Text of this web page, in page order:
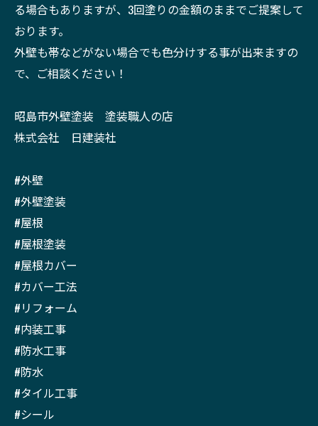
る場合もありますが、3回塗りの金額のままでご提案して
おります。
外壁も帯などがない場合でも色分けする事が出来ますの
で、ご相談ください！
昭島市外壁塗装 塗装職人の店
株式会社 日建装社
#外壁
#外壁塗装
#屋根
#屋根塗装
#屋根カバー
#カバー工法
#リフォーム
#内装工事
#防水工事
#防水
#タイル工事
#シール